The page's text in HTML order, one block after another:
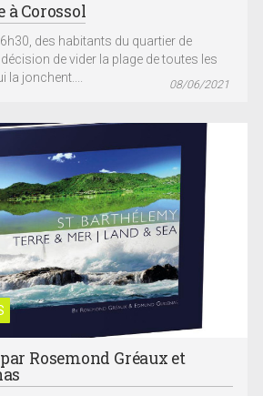
à Corossol
des habitants du quartier de
de vider la plage de toutes les
la jonchent....
08/06/2021
Rosemond Gréaux et